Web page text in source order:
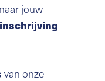
naar jouw
inschrijving
van onze